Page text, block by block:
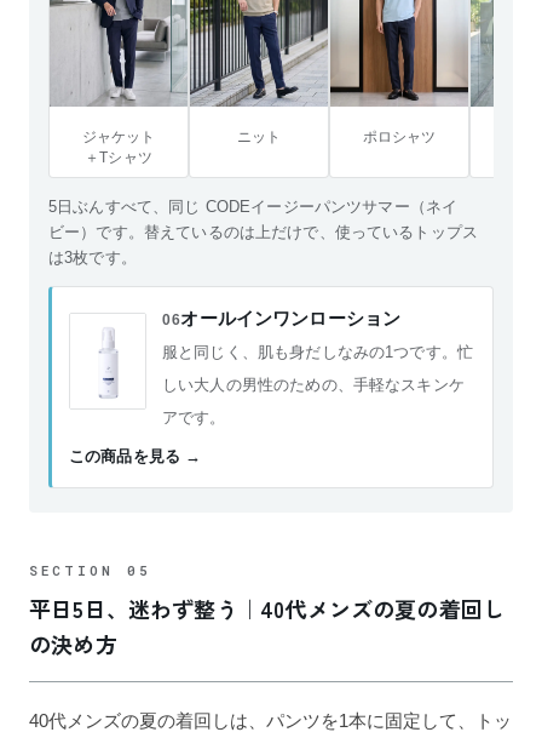
ジャケット
＋Tシャツ
ニット ポロシャツ
5日ぶんすべて、同じ CODEイージーパンツサマー（ネイ
ビー）です。替えているのは上だけで、使っているトップス
は3枚です。
06オールインワンローション
服と同じく、肌も身だしなみの1つです。忙
しい大人の男性のための、手軽なスキンケ
アです。
この商品を見る
平日5日、迷わず整う｜40代メンズの夏の着回し
の決め方
40代メンズの夏の着回しは、パンツを1本に固定して、トッ